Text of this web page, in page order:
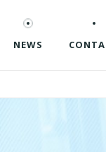
NEWS